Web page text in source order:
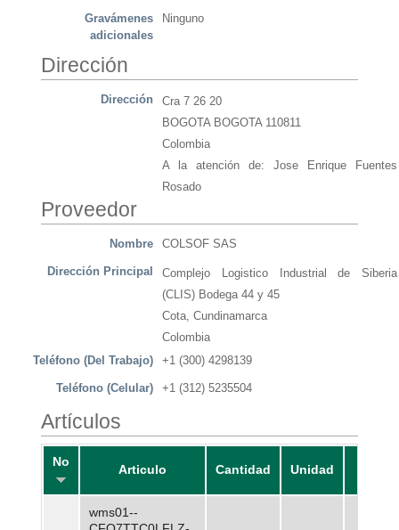
Gravámenes
adicionales
Ninguno
Dirección
Dirección
Cra 7 26 20
BOGOTA BOGOTA 110811
Colombia
A la atención de: Jose Enrique Fuentes
Rosado
Proveedor
Nombre COLSOF SAS
Dirección Principal
Complejo Logistico Industrial de Siberia
(CLIS) Bodega 44 y 45
Cota, Cundinamarca
Colombia
Teléfono (Del Trabajo)
+1 (300) 4298139
Teléfono (Celular) +1 (312) 5235504
Artículos
No
Articulo Cantidad Unidad
wms01--